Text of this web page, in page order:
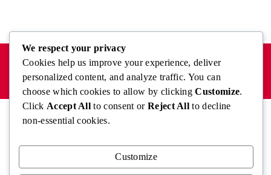
MENTIONS LÉGALESPOLITIQUE DE CONFIDENTIALITÉ
Copyright @2026 - Fragrencia
We respect your privacy
Cookies help us improve your experience, deliver
personalized content, and analyze traffic. You can
choose which cookies to allow by clickingCustomize.
Click Accept All to consent or Reject All to decline
non-essential cookies.
Customize